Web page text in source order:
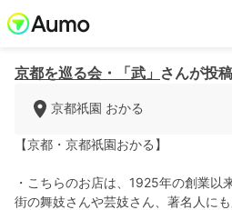
京都を巡る会・「武」 さんが投
京都祇園 おかる
【京都・京都祇園おかる】
・こちらのお店は、1925年の創業以
街の舞妓さんや芸妓さん、著名人に